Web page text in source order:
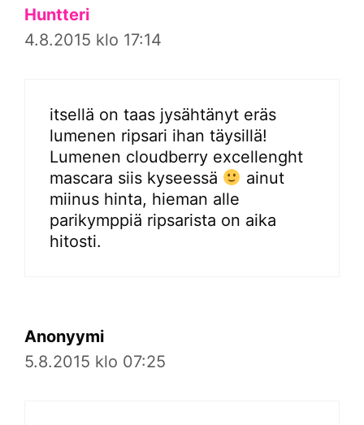
Huntteri
4.8.2015 klo 17:14
itsellä on taas jysähtänyt eräs
lumenen ripsari ihan täysillä!
Lumenen cloudberry excellenght
mascara siis kyseessä
ainut
miinus hinta, hieman alle
parikymppiä ripsarista on aika
hitosti.
Anonyymi
5.8.2015 klo 07:25